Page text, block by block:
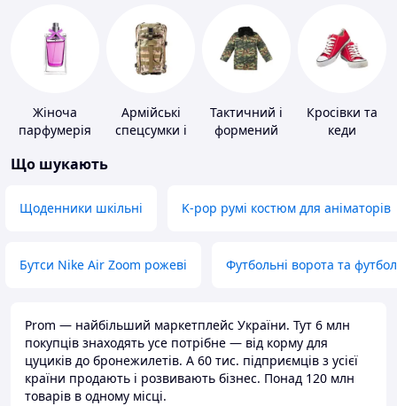
Жіноча
парфумерія
Армійські
спецсумки і
Тактичний і
формений
Кросівки та
кеди
Що шукають
Щоденники шкільні K-pop румі костюм для аніматорів
Бутси Nike Air Zoom рожеві Футбольні ворота та
Prom — найбільший маркетплейс України. Тут 6 млн
покупців знаходять усе потрібне — від корму для
цуциків до бронежилетів. А 60 тис. підприємців з усієї
країни продають і розвивають бізнес. Понад 120 млн
товарів в одному місці.